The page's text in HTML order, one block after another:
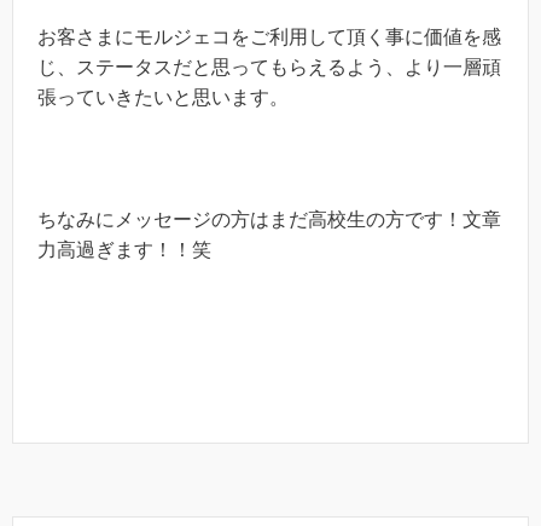
お客さまにモルジェコをご利用して頂く事に価値を感
じ、ステータスだと思ってもらえるよう、より一層頑
張っていきたいと思います。
ちなみにメッセージの方はまだ高校生の方です！文章
力高過ぎます！！笑